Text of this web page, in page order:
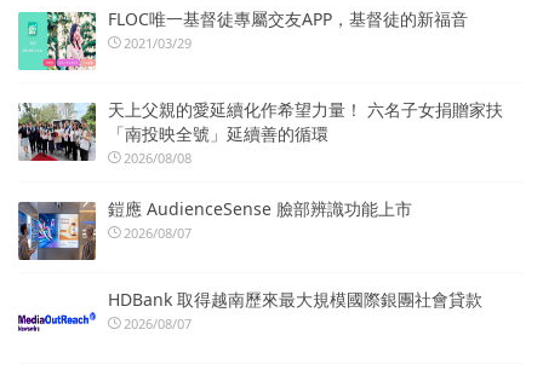
FLOC唯一基督徒專屬交友APP，基督徒的新福音
2021/03/29
天上父親的愛延續化作希望力量！ 六名子女捐贈家扶
「南投映全號」延續善的循環
2026/08/08
鎧應 AudienceSense 臉部辨識功能上市
2026/08/07
HDBank 取得越南歷來最大規模國際銀團社會貸款
2026/08/07